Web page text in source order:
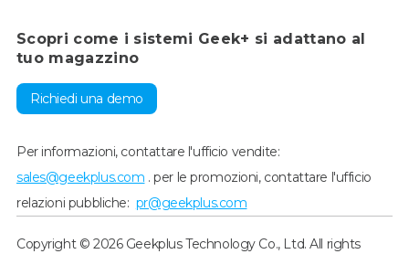
Scopri come i sistemi Geek+ si adattano al
tuo magazzino
Richiedi una demo
Per informazioni, contattare l'ufficio vendite:
sales@geekplus.com . per le promozioni, contattare l'ufficio
relazioni pubbliche: pr@geekplus.com
Copyright © 2026 Geekplus Technology Co., Ltd. All rights